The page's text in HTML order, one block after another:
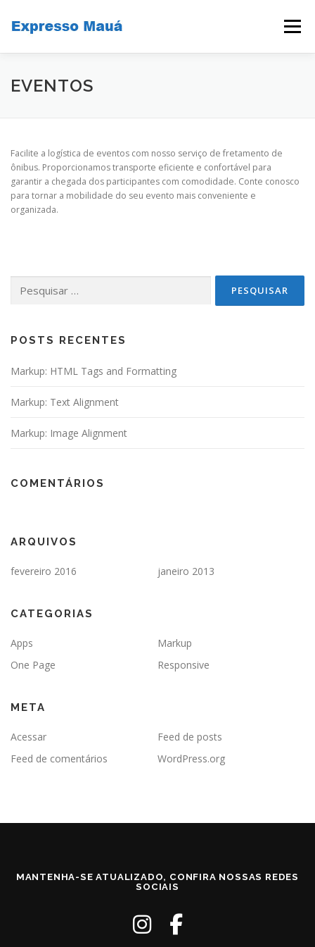
para
Menu
FUNCIONALIDADES
EVENTOS
Facilite a logística de eventos com nosso serviço de fretamento de
ônibus. Proporcionamos transporte eficiente e confortável para
garantir a chegada dos participantes com comodidade. Conte conosco
para tornar a mobilidade do seu evento mais conveniente e
organizada.
por:
POSTS RECENTES
Markup: HTML Tags and Formatting
Markup: Text Alignment
Markup: Image Alignment
COMENTÁRIOS
ARQUIVOS
fevereiro 2016 janeiro 2013
CATEGORIAS
Apps
Markup
One Page
Responsive
META
Acessar
Feed de posts
Feed de comentários
WordPress.org
MANTENHA-SE ATUALIZADO, CONFIRA NOSSAS REDES
SOCIAIS